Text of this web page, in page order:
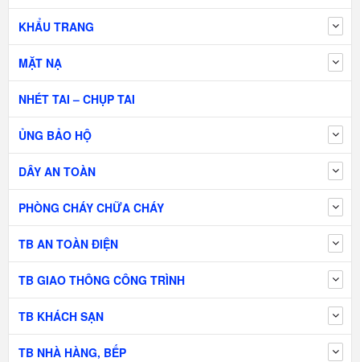
KHẨU TRANG
MẶT NẠ
NHÉT TAI – CHỤP TAI
ỦNG BẢO HỘ
DÂY AN TOÀN
PHÒNG CHÁY CHỮA CHÁY
TB AN TOÀN ĐIỆN
TB GIAO THÔNG CÔNG TRÌNH
TB KHÁCH SẠN
TB NHÀ HÀNG, BẾP